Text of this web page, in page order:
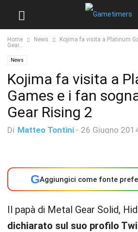
Home News
Kojima fa visita a Platinum
Gear...
News
Kojima fa visita a
Games e i fan
Gear Rising 2
Di Matteo Tontini - 26 Giugno
GAggiungici come fonte
Il papà di Metal Gear Solid,
dichiarato sul suo profilo